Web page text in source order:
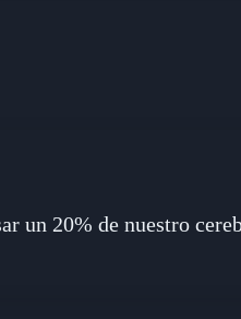
un 20% de nuestro